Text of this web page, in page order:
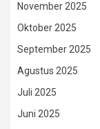
November 2025
Oktober 2025
September 2025
Agustus 2025
Juli 2025
Juni 2025